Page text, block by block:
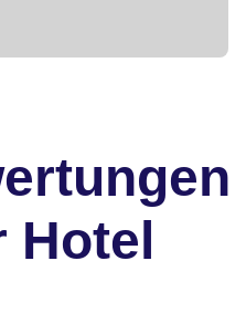
Hotel